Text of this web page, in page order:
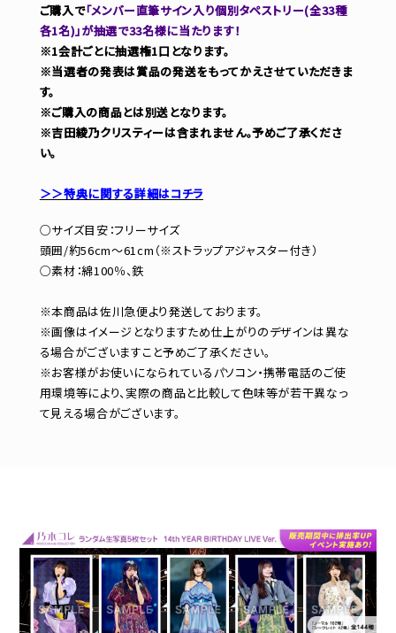
ご購入で「メンバー直筆サイン入り個別タペストリー(全33種
各1名)」が抽選で33名様に当たります！
※1会計ごとに抽選権1口となります。
※当選者の発表は賞品の発送をもってかえさせていただきま
す。
※ご購入の商品とは別送となります。
※吉田綾乃クリスティーは含まれません。予めご了承くださ
い。
＞＞特典に関する詳細はコチラ
○サイズ目安：フリーサイズ
頭囲/約56cm～61cm（※ストラップアジャスター付き）
○素材：綿100％、鉄
※本商品は佐川急便より発送しております。
※画像はイメージとなりますため仕上がりのデザインは異な
る場合がございますこと予めご了承ください。
※お客様がお使いになられているパソコン・携帯電話のご使
用環境等により、実際の商品と比較して色味等が若干異なっ
て見える場合がございます。